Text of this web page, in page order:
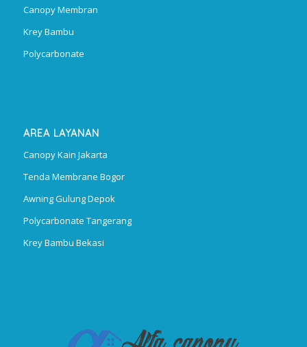
Canopy Membran
Krey Bambu
Polycarbonate
AREA LAYANAN
Canopy Kain Jakarta
Tenda Membrane Bogor
Awning Gulung Depok
Polycarbonate Tangerang
Krey Bambu Bekasi